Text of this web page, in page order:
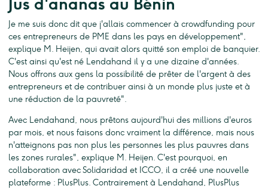
Jus d'ananas au Bénin
Je me suis donc dit que j'allais commencer à crowdfunding pour
ces entrepreneurs de PME dans les pays en développement",
explique M. Heijen, qui avait alors quitté son emploi de banquier.
C'est ainsi qu'est né Lendahand il y a une dizaine d'années.
Nous offrons aux gens la possibilité de prêter de l'argent à des
entrepreneurs et de contribuer ainsi à un monde plus juste et à
une réduction de la pauvreté".
Avec Lendahand, nous prêtons aujourd'hui des millions d'euros
par mois, et nous faisons donc vraiment la différence, mais nous
n'atteignons pas non plus les personnes les plus pauvres dans
les zones rurales", explique M. Heijen. C'est pourquoi, en
collaboration avec Solidaridad et ICCO, il a créé une nouvelle
plateforme : PlusPlus. Contrairement à Lendahand, PlusPlus